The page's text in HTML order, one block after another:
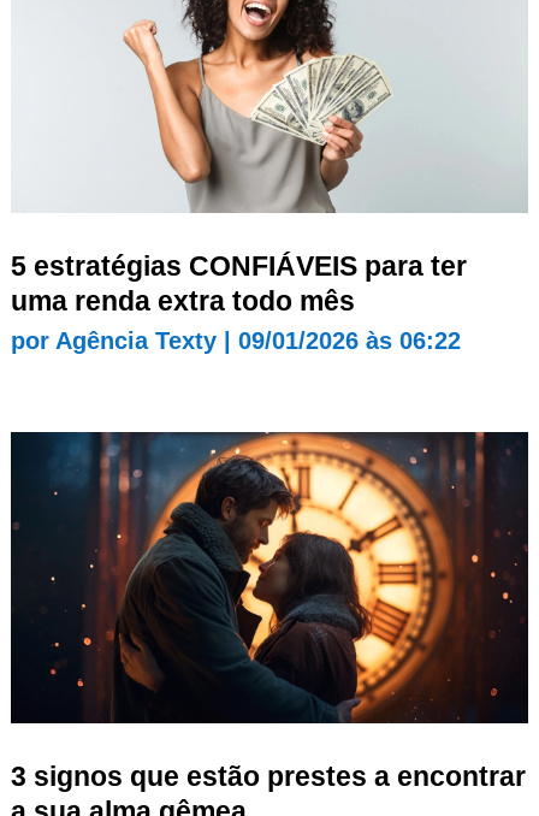
5 estratégias CONFIÁVEIS para ter
uma renda extra todo mês
por Agência Texty| 09/01/2026 às 06:22
3 signos que estão prestes a encontrar